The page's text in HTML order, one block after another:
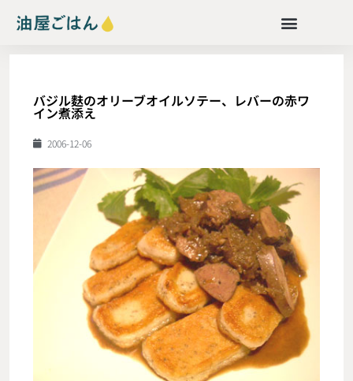
バジル麩のオリーブオイルソテー、レバーの赤ワ
イン煮添え
2006-12-06